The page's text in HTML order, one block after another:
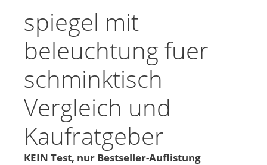
spiegel mit
beleuchtung fuer
schminktisch
Vergleich und
Kaufratgeber
KEIN Test, nur Bestseller-Auflistung